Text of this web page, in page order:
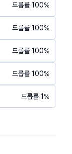
드롭률 100%
드롭률 100%
드롭률 100%
드롭률 100%
드롭률 1 %